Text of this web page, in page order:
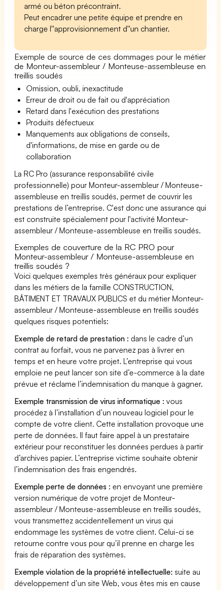
armé ou béton précontraint.
Peut encadrer une petite équipe et prendre en
charge l''approvisionnement d''un chantier.
Exemple de source de ces dommages pour le métier
de Monteur-assembleur / Monteuse-assembleuse en
treillis soudés
Omission, oubli, inexactitude
Erreur de droit ou de fait ou d'appréciation
Retard dans l'exécution des prestations
Produits défectueux
Manquements aux obligations de conseils,
d'informations, de mise en garde ou de
collaboration
La RC Pro (assurance responsabilité civile
professionnelle) pour Monteur-assembleur / Monteuse-
assembleuse en treillis soudés, permet de couvrir les
prestations de l’entreprise. C'est donc une assurance qui
est construite spécialement pour l'activité Monteur-
assembleur / Monteuse-assembleuse en treillis soudés.
Exemples de couverture de la RC PRO pour
Monteur-assembleur / Monteuse-assembleuse en
treillis soudés ?
Voici quelques exemples très généraux pour expliquer
dans les métiers de la famille CONSTRUCTION,
BÂTIMENT ET TRAVAUX PUBLICS et du métier Monteur-
assembleur / Monteuse-assembleuse en treillis soudés
quelques risques potentiels:
Exemple de retard de prestation : dans le cadre d’un
contrat au forfait, vous ne parvenez pas à livrer en
temps et en heure votre projet. L’entreprise qui vous
emploie ne peut lancer son site d’e-commerce à la date
prévue et réclame l’indemnisation du manque à gagner.
Exemple transmission de virus informatique : vous
procédez à l’installation d’un nouveau logiciel pour le
compte de votre client. Cette installation provoque une
perte de données. Il faut faire appel à un prestataire
extérieur pour reconstituer les données perdues à partir
d’archives papier. L’entreprise victime souhaite obtenir
l’indemnisation des frais engendrés.
Exemple perte de données : en envoyant une première
version numérique de votre projet de Monteur-
assembleur / Monteuse-assembleuse en treillis soudés,
vous transmettez accidentellement un virus qui
endommage les systèmes de votre client. Celui-ci se
retourne contre vous pour qu’il prenne en charge les
frais de réparation des systèmes.
Exemple violation de la propriété intellectuelle: suite au
développement d’un site Web, vous êtes mis en cause